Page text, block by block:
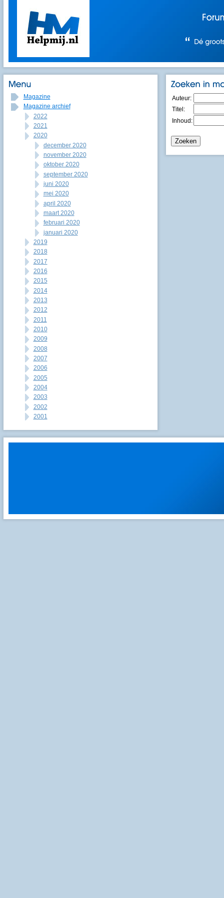
Magazine
Magazine archief
2022
2021
2020
december 2020
november 2020
oktober 2020
september 2020
juni 2020
mei 2020
april 2020
maart 2020
februari 2020
januari 2020
2019
2018
2017
2016
2015
2014
2013
2012
2011
2010
2009
2008
2007
2006
2005
2004
2003
2002
2001
Auteur:
Titel:
Inhoud: